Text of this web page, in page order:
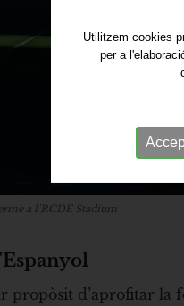
a l’RCDE Stadium
propòsit d’aprofitar
Utilitzem cookies
per a